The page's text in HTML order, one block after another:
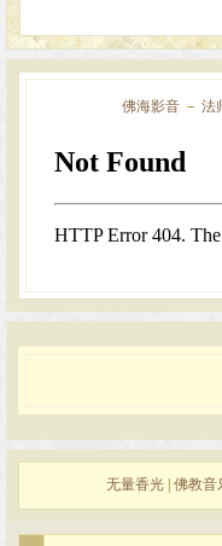
佛海影音 － 法
无量香光 佛教音